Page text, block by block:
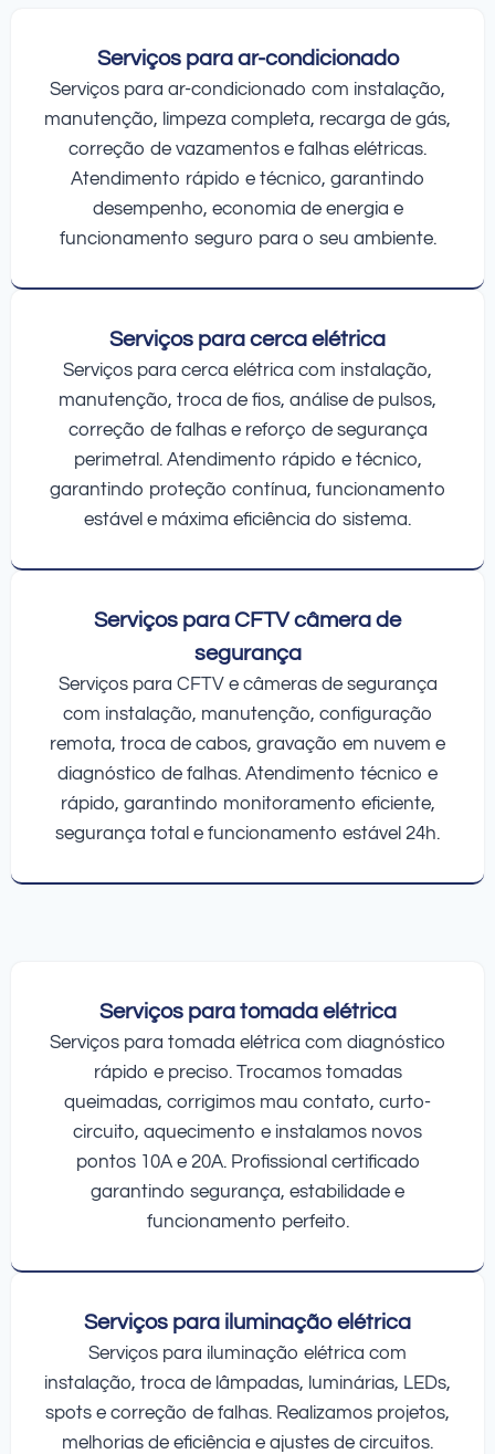
Serviços para ar-condicionado
Serviços para ar-condicionado com instalação,
manutenção, limpeza completa, recarga de gás,
correção de vazamentos e falhas elétricas.
Atendimento rápido e técnico, garantindo
desempenho, economia de energia e
funcionamento seguro para o seu ambiente.
Serviços para cerca elétrica
Serviços para cerca elétrica com instalação,
manutenção, troca de fios, análise de pulsos,
correção de falhas e reforço de segurança
perimetral. Atendimento rápido e técnico,
garantindo proteção contínua, funcionamento
estável e máxima eficiência do sistema.
Serviços para CFTV câmera de
segurança
Serviços para CFTV e câmeras de segurança
com instalação, manutenção, configuração
remota, troca de cabos, gravação em nuvem e
diagnóstico de falhas. Atendimento técnico e
rápido, garantindo monitoramento eficiente,
segurança total e funcionamento estável 24h.
Serviços para tomada elétrica
Serviços para tomada elétrica com diagnóstico
rápido e preciso. Trocamos tomadas
queimadas, corrigimos mau contato, curto-
circuito, aquecimento e instalamos novos
pontos 10A e 20A. Profissional certificado
garantindo segurança, estabilidade e
funcionamento perfeito.
Serviços para iluminação elétrica
Serviços para iluminação elétrica com
instalação, troca de lâmpadas, luminárias, LEDs,
spots e correção de falhas. Realizamos projetos,
melhorias de eficiência e ajustes de circuitos.